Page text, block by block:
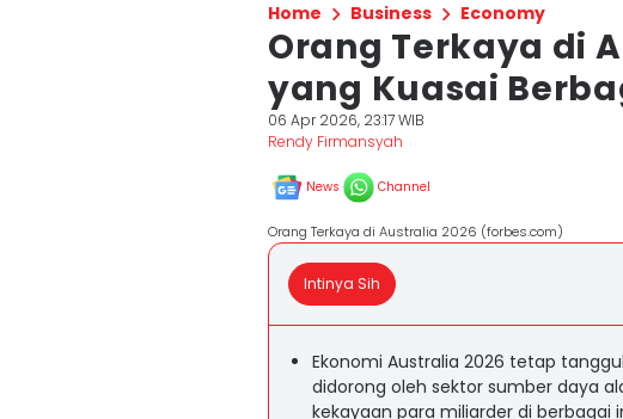
Home Business Economy
Orang Terkaya di
yang Kuasai
06 Apr 2026, 23:17 WIB
Rendy Firmansyah
News Channel
Orang Terkaya di Australia 2026 (forbes.com)
Intinya Sih
Ekonomi Australia 2026 tetap
didorong oleh sektor sumber daya
kekayaan para miliarder di berbagai